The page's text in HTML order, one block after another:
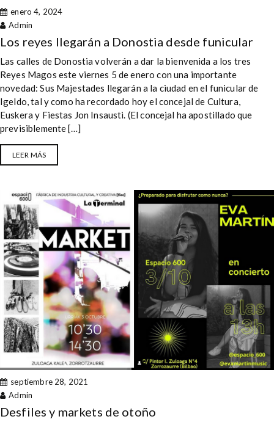
enero 4, 2024
Admin
Los reyes llegarán a Donostia desde funicular
Las calles de Donostia volverán a dar la bienvenida a los tres
Reyes Magos este viernes 5 de enero con una importante
novedad: Sus Majestades llegarán a la ciudad en el funicular de
Igeldo, tal y como ha recordado hoy el concejal de Cultura,
Euskera y Fiestas Jon Insausti. (El concejal ha apostillado que
previsiblemente […]
LEER MÁS
septiembre 28, 2021
Admin
Desfiles y markets de otoño